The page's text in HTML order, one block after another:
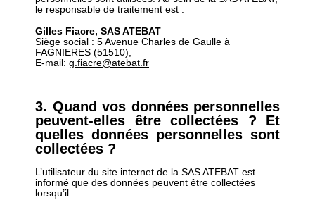
le responsable de traitement est :
Gilles Fiacre, SAS ATEBAT
Siège social : 5 Avenue Charles de Gaulle à
FAGNIERES (51510),
E-mail: g.fiacre@atebat.fr
3. Quand vos données personnelles
peuvent-elles être collectées ? Et
quelles données personnelles sont
collectées ?
L’utilisateur du site internet de la SAS ATEBAT est
informé que des données peuvent être collectées
lorsqu’il :